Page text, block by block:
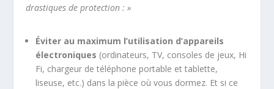
drastiques de protection : »
Éviter au maximum l’utilisation d’appareils
électroniques (ordinateurs, TV, consoles de jeux, Hi
Fi, chargeur de téléphone portable et tablette,
liseuse, etc.) dans la pièce où vous dormez. Et si ce